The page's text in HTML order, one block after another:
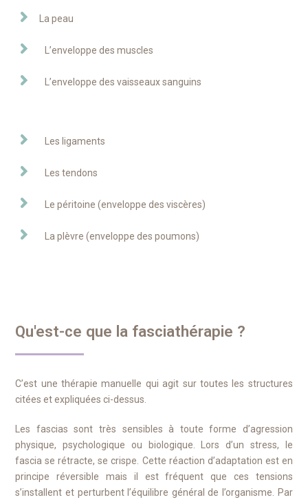
La peau
L’enveloppe des muscles
L’enveloppe des vaisseaux sanguins
Les ligaments
Les tendons
Le péritoine (enveloppe des viscères)
La plèvre (enveloppe des poumons)
Qu'est-ce que la fasciathérapie ?
C’est une thérapie manuelle qui agit sur toutes les structures
citées et expliquées ci-dessus.
Les fascias sont très sensibles à toute forme d’agression
physique, psychologique ou biologique. Lors d’un stress, le
fascia se rétracte, se crispe. Cette réaction d’adaptation est en
principe réversible mais il est fréquent que ces tensions
s’installent et perturbent l’équilibre général de l’organisme. Par